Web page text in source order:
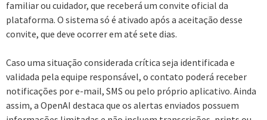
familiar ou cuidador, que receberá um convite oficial da
plataforma. O sistema só é ativado após a aceitação desse
convite, que deve ocorrer em até sete dias.
Caso uma situação considerada crítica seja identificada e
validada pela equipe responsável, o contato poderá receber
notificações por e-mail, SMS ou pelo próprio aplicativo. Ainda
assim, a OpenAI destaca que os alertas enviados possuem